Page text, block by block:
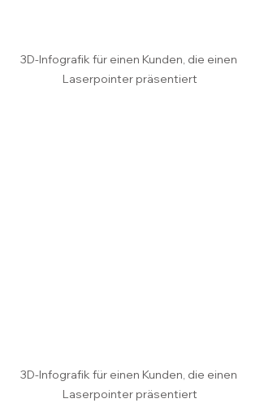
3D-Infografik für einen Kunden, die einen
Laserpointer präsentiert
3D-Infografik für einen Kunden, die einen
Laserpointer präsentiert